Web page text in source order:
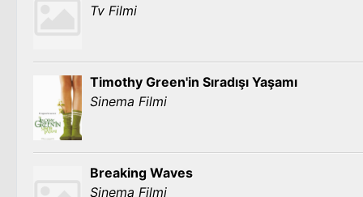
Tv Filmi
Timothy Green'in Sıradışı Yaşamı
Sinema Filmi
Breaking Waves
Sinema Filmi